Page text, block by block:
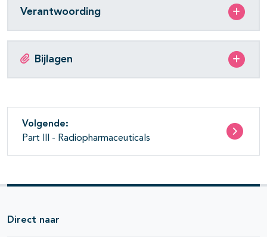
open- en dichtklappen
Verantwoording
Bijlagen
Volgende:
Part III - Radiopharmaceuticals
Direct naar